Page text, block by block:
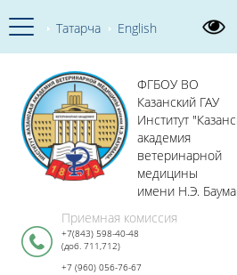
Татарча English
ФГБОУ ВО
Казанский ГАУ
Институт
академия
ветеринарной
медицины
имени Н.Э.
Приемная комиссия
+7(843) 598-40-48
(доб. 711,712)
+7 (960) 056-76-67